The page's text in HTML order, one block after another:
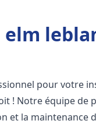
pour votre
! Notre équipe de
et la maintenance